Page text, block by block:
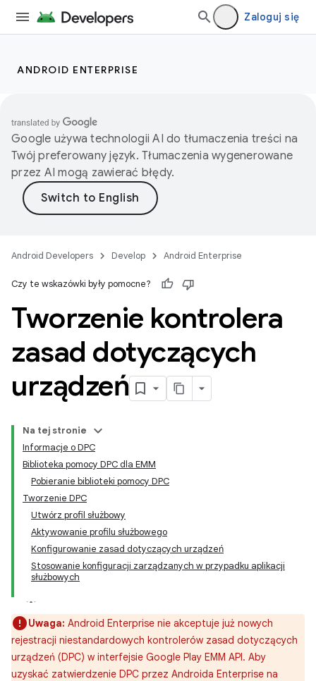
Zaloguj się
ANDROID ENTERPRISE
Google używa technologii AI do tłumaczenia treści na
Twój preferowany język. Tłumaczenia wygenerowane
przez AI mogą zawierać błędy.
Android Developers Develop Android Enterprise
Czy te wskazówki były pomocne?
Tworzenie kontrolera
zasad dotyczących
urządzeń
Na tej stronie
Informacje o DPC
Biblioteka pomocy DPC dla EMM
Pobieranie biblioteki pomocy DPC
Tworzenie DPC
Utwórz profil służbowy
Aktywowanie profilu służbowego
Konfigurowanie zasad dotyczących urządzeń
Stosowanie konfiguracji zarządzanych w przypadku aplikacji
służbowych
Uwaga: Android Enterprise nie akceptuje już nowych
rejestracji niestandardowych kontrolerów zasad dotyczących
urządzeń (DPC) w interfejsie Google Play EMM API. Aby
uzyskać zatwierdzenie DPC przez Androida Enterprise na